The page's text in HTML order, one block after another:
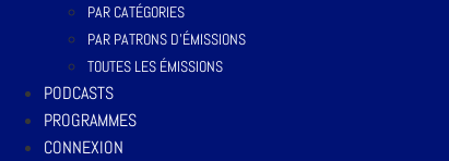
PAR CATÉGORIES
PAR PATRONS D’ÉMISSIONS
TOUTES LES ÉMISSIONS
PODCASTS
PROGRAMMES
CONNEXION